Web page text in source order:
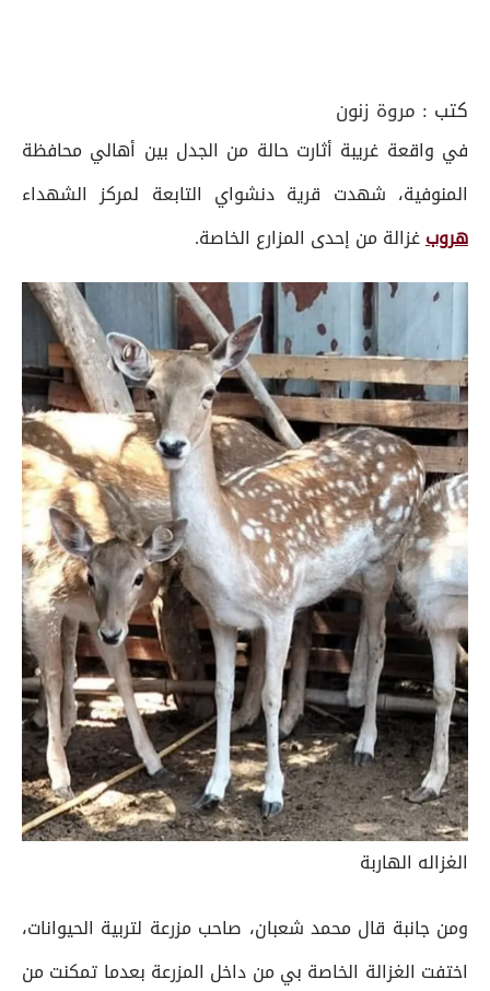
كتب : مروة زنون
في واقعة غريبة أثارت حالة من الجدل بين أهالي محافظة
المنوفية، شهدت قرية دنشواي التابعة لمركز الشهداء
هروبغزالة من إحدى المزارع الخاصة.
الغزاله الهاربة
ومن جانبة قال محمد شعبان، صاحب مزرعة لتربية الحيوانات،
اختفت الغزالة الخاصة بي من داخل المزرعة بعدما تمكنت من